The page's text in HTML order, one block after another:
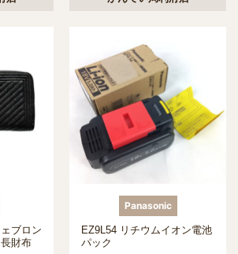
ブロン
財布
Panasonic
EZ9L54 リチウムイオン電池
パック